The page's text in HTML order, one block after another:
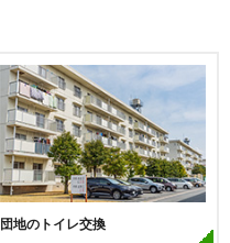
ルネ神戸北町
ワンズヒル
団地のトイレ交換